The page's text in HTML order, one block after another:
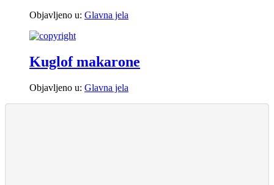
Objavljeno u: Glavna jela
Kuglof makarone
Objavljeno u: Glavna jela